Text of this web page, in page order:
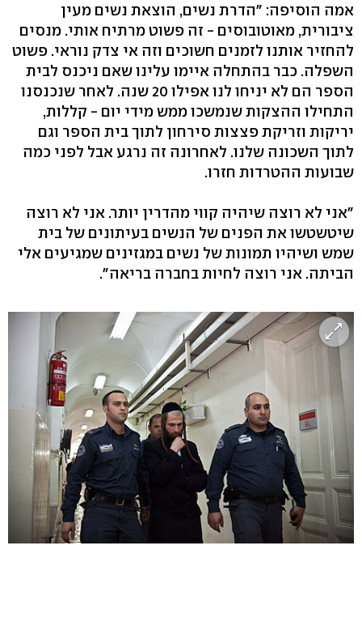
אמה הוסיפה: "הדרת נשים, הוצאת נשים מעין
ציבורית, מאוטובוסים - זה פשוט מרתיח אותי. מנסים
להחזיר אותנו לזמנים חשוכים וזה אי צדק נוראי. פשוט
השפלה. כבר בהתחלה איימו עלינו שאם ניכנס לבית
הספר הם לא יניחו לנו אפילו 20 שנה. לאחר שנכנסנו
התחילו ההצקות שנמשכו ממש מידי יום - קללות,
יריקות וזריקת פצצות סירחון לתוך בית הספר וגם
לתוך השכונה שלנו. לאחרונה זה נרגע אבל לפני כמה
שבועות ההטרדות חזרו.
"אני לא רוצה שיהיה קווי מהדרין יותר. אני לא רוצה
שיטשטשו את הפנים של הנשים בעיתונים של בית
שמש ושיהיו תמונות של נשים במגזינים שמגיעים אלי
הביתה. אני רוצה לחיות בחברה בריאה".